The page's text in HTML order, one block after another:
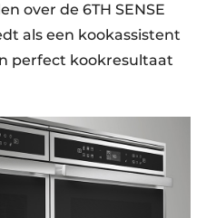
over de 6TH SENSE
als een kookassistent
perfect kookresultaat